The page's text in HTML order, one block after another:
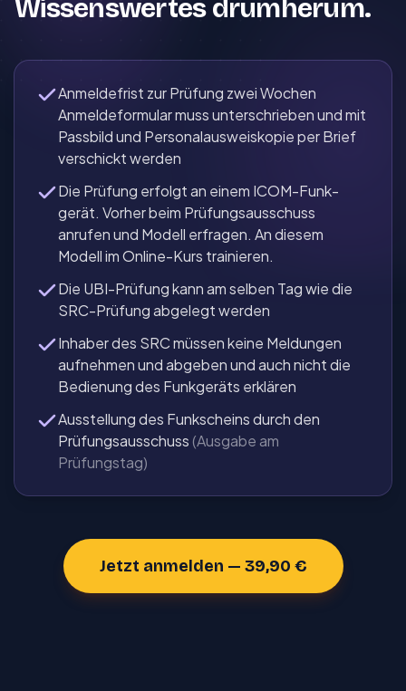
Wissenswertes drumherum.
Anmeldefrist zur Prüfung zwei Wochen
Anmeldeformular muss unterschrieben und mit
Passbild und Personal­ausweis­kopie per Brief
verschickt werden
Die Prüfung erfolgt an einem ICOM-Funk­
gerät. Vorher beim Prüfungs­ausschuss
anrufen und Modell erfragen. An diesem
Modell im Online-Kurs trainieren.
Die UBI-Prüfung kann am selben Tag wie die
SRC-Prüfung abgelegt werden
Inhaber des SRC müssen keine Mel­dun­gen
aufnehmen und abgeben und auch nicht die
Bedienung des Funkgeräts erklären
Ausstellung des Funkscheins durch den
Prüfungsausschuss(Ausgabe am
Prüfungstag)
Jetzt anmelden — 39,90 €